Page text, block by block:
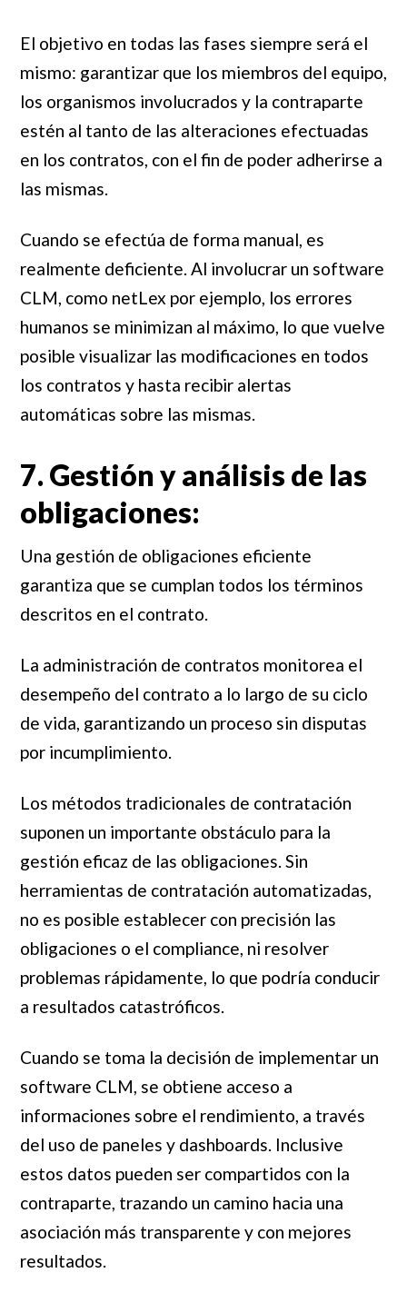
El objetivo en todas las fases siempre será el
mismo: garantizar que los miembros del equipo,
los organismos involucrados y la contraparte
estén al tanto de las alteraciones efectuadas
en los contratos, con el fin de poder adherirse a
las mismas.
Cuando se efectúa de forma manual, es
realmente deficiente. Al involucrar un software
CLM, como netLex por ejemplo, los errores
humanos se minimizan al máximo, lo que vuelve
posible visualizar las modificaciones en todos
los contratos y hasta recibir alertas
automáticas sobre las mismas.
7. Gestión y análisis de las
obligaciones:
Una gestión de obligaciones eficiente
garantiza que se cumplan todos los términos
descritos en el contrato.
La administración de contratos monitorea el
desempeño del contrato a lo largo de su ciclo
de vida, garantizando un proceso sin disputas
por incumplimiento.
Los métodos tradicionales de contratación
suponen un importante obstáculo para la
gestión eficaz de las obligaciones. Sin
herramientas de contratación automatizadas,
no es posible establecer con precisión las
obligaciones o el compliance, ni resolver
problemas rápidamente, lo que podría conducir
a resultados catastróficos.
Cuando se toma la decisión de implementar un
software CLM, se obtiene acceso a
informaciones sobre el rendimiento, a través
del uso de paneles y dashboards. Inclusive
estos datos pueden ser compartidos con la
contraparte, trazando un camino hacia una
asociación más transparente y con mejores
resultados.